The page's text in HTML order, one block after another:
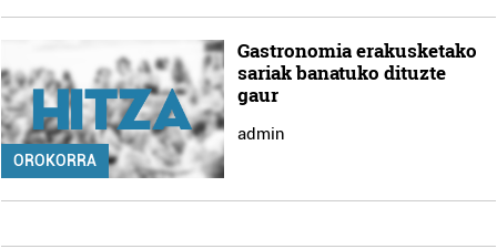
OROKORRA
Gastronomia erakusketako
sariak banatuko dituzte
gaur
admin